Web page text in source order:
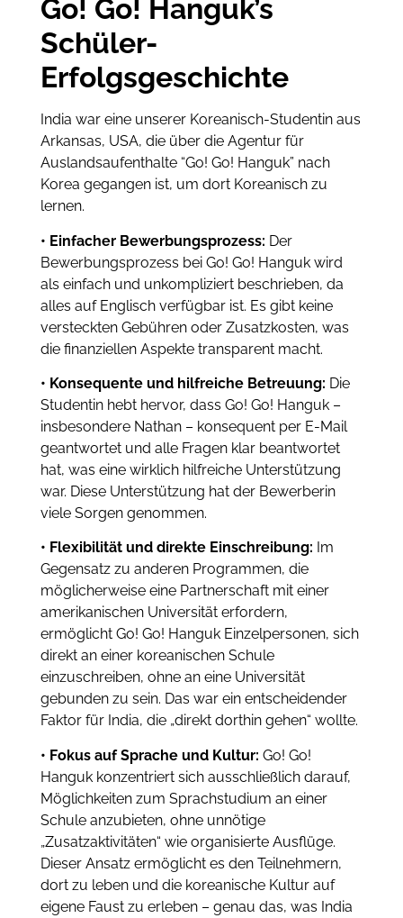
Go! Go! Hanguk’s
Schüler-
Erfolgsgeschichte
India war eine unserer Koreanisch-Studentin aus
Arkansas, USA, die über die Agentur für
Auslandsaufenthalte “Go! Go! Hanguk” nach
Korea gegangen ist, um dort Koreanisch zu
lernen.
• Einfacher Bewerbungsprozess: Der
Bewerbungsprozess bei Go! Go! Hanguk wird
als einfach und unkompliziert beschrieben, da
alles auf Englisch verfügbar ist. Es gibt keine
versteckten Gebühren oder Zusatzkosten, was
die finanziellen Aspekte transparent macht.
• Konsequente und hilfreiche Betreuung: Die
Studentin hebt hervor, dass Go! Go! Hanguk –
insbesondere Nathan – konsequent per E-Mail
geantwortet und alle Fragen klar beantwortet
hat, was eine wirklich hilfreiche Unterstützung
war. Diese Unterstützung hat der Bewerberin
viele Sorgen genommen.
• Flexibilität und direkte Einschreibung: Im
Gegensatz zu anderen Programmen, die
möglicherweise eine Partnerschaft mit einer
amerikanischen Universität erfordern,
ermöglicht Go! Go! Hanguk Einzelpersonen, sich
direkt an einer koreanischen Schule
einzuschreiben, ohne an eine Universität
gebunden zu sein. Das war ein entscheidender
Faktor für India, die „direkt dorthin gehen“ wollte.
• Fokus auf Sprache und Kultur: Go! Go!
Hanguk konzentriert sich ausschließlich darauf,
Möglichkeiten zum Sprachstudium an einer
Schule anzubieten, ohne unnötige
„Zusatzaktivitäten“ wie organisierte Ausflüge.
Dieser Ansatz ermöglicht es den Teilnehmern,
dort zu leben und die koreanische Kultur auf
eigene Faust zu erleben – genau das, was India